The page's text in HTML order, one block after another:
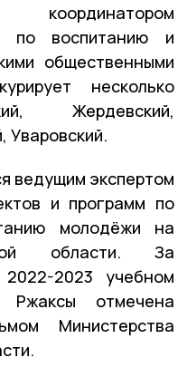
по воспитанию и
общественными
несколько
Жердевский,
Уваровский.
ведущим экспертом
и программ по
молодёжи на
области. За
2023 учебном
отмечена
Министерства